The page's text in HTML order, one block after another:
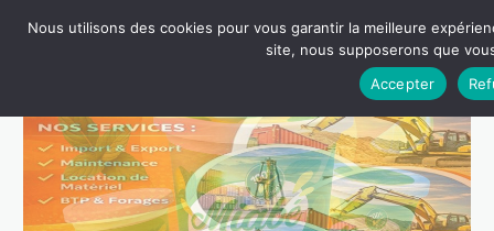
Nous utilisons des cookies pour vous garantir la meilleure
site, nous supposerons que
Accepter